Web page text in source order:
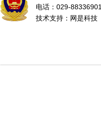
电话：029-88336901
技术支持： 网是科技